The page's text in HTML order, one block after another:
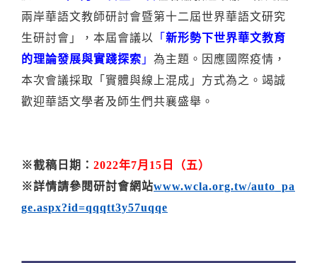
兩岸華語文教師研討會暨第十二屆世界華語文研究
生研討會」
，本屆會議以 「 新形勢下世界華文教育
的理論發展與實踐探索 」 為主題。因應國際疫情，
本次會議採取「實體與線上混成」方式為之。竭誠
歡迎華語文學者及師生們共襄盛舉。
※截稿日期： 2022年7月15日（五）
※詳情請參閱研討會網站www.wcla.org.tw/auto_pa
ge.aspx?id=qqqtt3y57uqqe